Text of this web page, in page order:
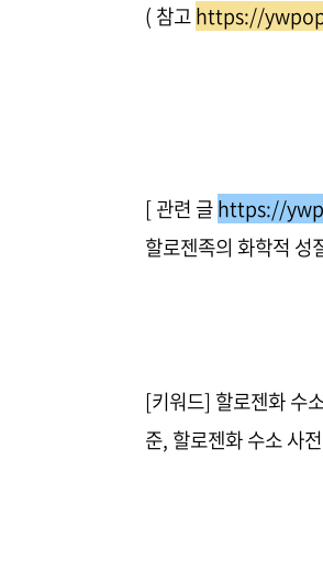
( 참고https://
[ 관련 글https://
할로젠족의 화학적 성
[키워드] 할로젠화 수
준, 할로젠화 수소 사